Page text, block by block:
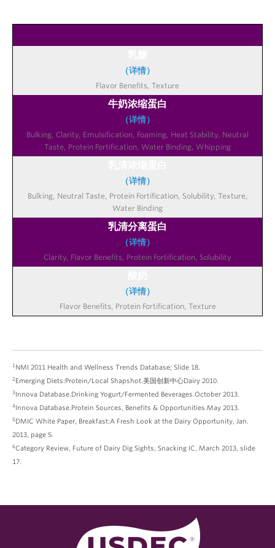
（详情）
牛奶浓缩蛋白
（详情）
（详情）
乳清分离蛋白
（详情）
（详情）
1 NMI 2011 Health and Wellness Trends Database; Slide 18.
2 Emerging Diets:Protein/Local Shapshot.美国创新中心Dairy 2010.
3Innova Database.Drinking Yogurt/Fermented Beverages.October 2013.
4Innova Database.Protein Sources, Benefits & Opportunities.May 2013.
5DMIC White Paper, Breakfast:A Fresh Look at the Dairy Opportunity, Jan.
2013, page 5.
6Category Review, Future of Dairy Dig Sights, Snacking IC, March 2013, slide
17.